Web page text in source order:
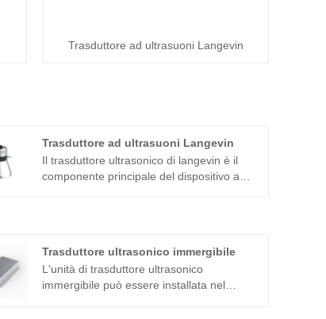
Trasduttore ad ultrasuoni Langevin
Trasduttore ad ultrasuoni Langevin
Il trasduttore ultrasonico di langevin è il
componente principale del dispositivo a
sandwich comunemente usato in aggiunta
alla struttura magnetostrittiva.
Trasduttore ultrasonico immergibile
L'unità di trasduttore ultrasonico
immergibile può essere installata nel